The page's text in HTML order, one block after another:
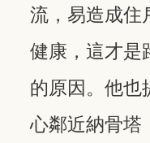
流，易造成住
健康，這才是
的原因。他也
心鄰近納骨塔